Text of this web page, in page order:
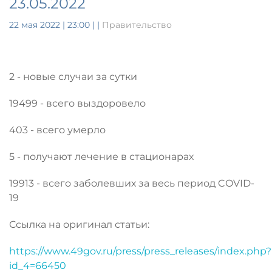
22 мая 2022 | 23:00 | | Правительство
2 - новые случаи за сутки
19499 - всего выздоровело
403 - всего умерло
5 - получают лечение в стационарах
19913 - всего заболевших за весь период COVID-
19
Ссылка на оригинал статьи:
https://www.49gov.ru/press/press_releases/index.php?
id_4=66450